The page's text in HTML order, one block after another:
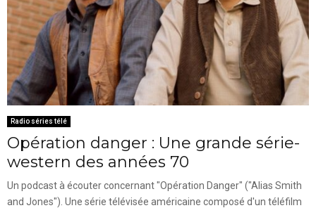
Radio séries télé
Opération danger : Une grande série-
western des années 70
Un podcast à écouter concernant "Opération Danger" ("Alias Smith
and Jones"). Une série télévisée américaine composé d'un téléfilm